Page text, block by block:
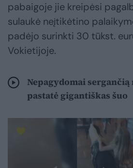
pabaigoje jie kreipėsi
sulaukė neįtikėtino
padėjo surinkti 30 tūkst.
Vokietijoje.
Nepagydomai
pastatė gigantiškas šuo